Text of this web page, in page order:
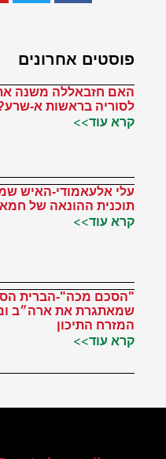
פוסטים אחרונים
האם חזבאללה משנה
לסוריה בראשות א-
קרא עוד>>
עלי אלעאמודי-האיש
תוכנית ההונאה של
קרא עוד>>
"הסכם מכה"-הברית
שמאתגרת את ארה״ב
המזרח התיכון
קרא עוד>>